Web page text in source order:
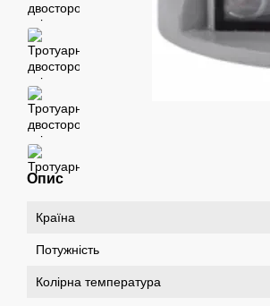
Опис
Країна
Потужність
Колірна температура